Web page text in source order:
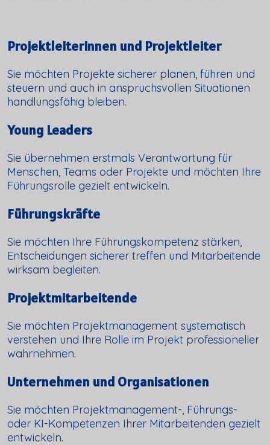
Projektleiterinnen und Projektleiter
Sie möchten Projekte sicherer planen, führen und
steuern und auch in anspruchsvollen Situationen
handlungsfähig bleiben.
Young Leaders
Sie übernehmen erstmals Verantwortung für
Menschen, Teams oder Projekte und möchten Ihre
Führungsrolle gezielt entwickeln.
Führungskräfte
Sie möchten Ihre Führungskompetenz stärken,
Entscheidungen sicherer treffen und Mitarbeitende
wirksam begleiten.
Projektmitarbeitende
Sie möchten Projektmanagement systematisch
verstehen und Ihre Rolle im Projekt professioneller
wahrnehmen.
Unternehmen und Organisationen
Sie möchten Projektmanagement-, Führungs-
oder KI-Kompetenzen Ihrer Mitarbeitenden gezielt
entwickeln.